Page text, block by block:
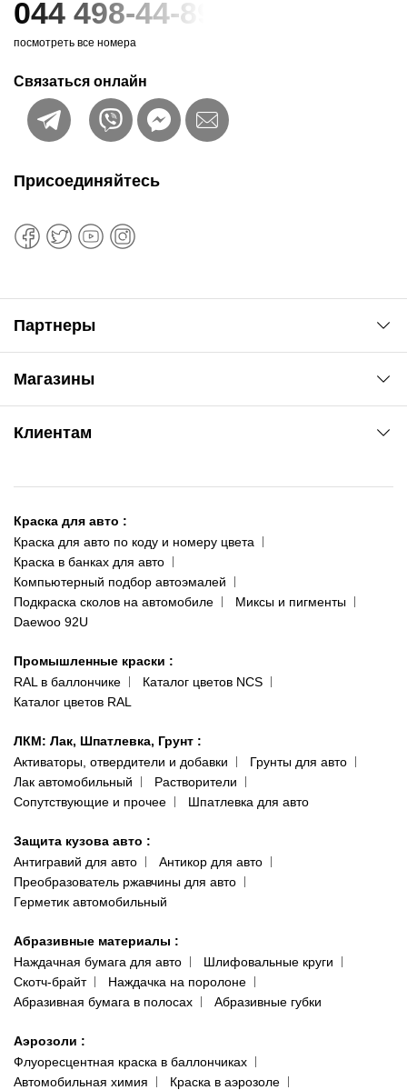
044 498-44-89
посмотреть все номера
Связаться онлайн
Магазины
ул. Рабочая, 2-а
093 611-39-23
(ориентир: Интайм №40)
Одесса
пр-т Акад. Глушко, 29
066 554-97-70
Клиентам
Доставка и оплата
Сотрудничество
Наши публикации
Публичная оферта
Политика конфиденциальности
Присоединяйтесь
Партнеры
Краска для авто :
Краска для авто по коду и номеру цвета
Краска в банках для авто
Компьютерный подбор автоэмалей
Подкраска сколов на автомобиле
Миксы и пигменты
Daewoo 92U
Промышленные краски :
RAL в баллончике
Каталог цветов NCS
Каталог цветов RAL
ЛКМ: Лак, Шпатлевка, Грунт :
Активаторы, отвердители и добавки
Грунты для авто
Лак автомобильный
Растворители
Сопутствующие и прочее
Шпатлевка для авто
Защита кузова авто :
Антигравий для авто
Антикор для авто
Преобразователь ржавчины для авто
Герметик автомобильный
Абразивные материалы :
Наждачная бумага для авто
Шлифовальные круги
Скотч-брайт
Наждачка на поролоне
Абразивная бумага в полосах
Абразивные губки
Аэрозоли :
Флуоресцентная краска в баллончиках
Автомобильная химия
Краска в аэрозоле